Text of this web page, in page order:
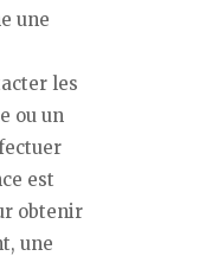
une
les
ou un
est
obtenir
une